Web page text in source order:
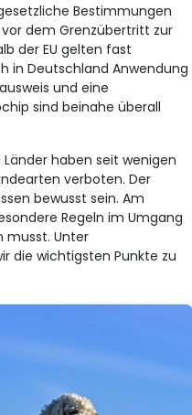
Bestimmungen
dem Grenzübertritt zur
der EU gelten fast
in Deutschland Anwendung
und eine
sind beinahe überall
haben seit wenigen
verboten. Der
bewusst sein. Am
Regeln im Umgang
musst. Unter
die wichtigsten Punkte zu